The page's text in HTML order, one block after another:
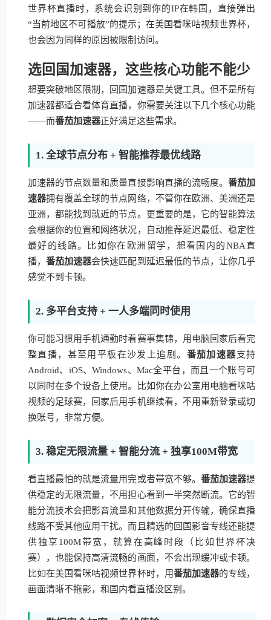
世界杯直播时，系统会识别到你的IP在韩国，直接弹出
“当前地区不可播放”的提示；在美国看咪咕视频世界杯，
也会因为同样的原因被限制访问。
选回国加速器，这些核心功能不能少
想要突破地区限制，回国加速器是关键工具。但不是所有
加速器都适合看体育直播，你需要关注以下几个核心功能
——而番茄加速器正好满足这些需求。
1. 全球节点分布 + 智能推荐最优线路
加速器的节点数量和质量直接影响直播的流畅度。 番茄加
速器拥有覆盖全球的节点网络，不管你在欧洲、美洲还是
亚洲，都能找到就近的节点。更重要的是，它的智能算法
会根据你的位置和网络状况，自动推荐延迟最低、稳定性
最好的线路。比如你在欧洲留学，想看国内的NBA直
播，番茄加速器会快速匹配到延迟最低的节点，让你几乎
感觉不到卡顿。
2. 多平台支持 + 一人多端同时使用
你可能习惯用手机通勤时看赛事集锦，用电脑回家后看完
整直播，甚至用平板在沙发上追剧。 番茄加速器支持
Android、iOS、Windows、Mac全平台，而且一个账号可
以同时在多个设备上使用。比如你在办公室用电脑看咪咕
视频的足球赛，回家后用手机继续看，不用重新登录或切
换账号，非常方便。
3. 稳定无限流量 + 智能分流 + 独享100M带宽
看直播最怕的就是流量用完或者带宽不够。 番茄加速器提
供稳定的无限流量，不用担心看到一半突然断流。它的智
能分流技术会把影音流量和其他数据分开传输，确保直播
线路不受其他应用干扰。而且精选的回国影音专线还能提
供独享100M带宽，就算在高峰时段（比如世界杯决
赛），也能保持高清流畅的画面，不会出现缓冲或卡顿。
比如在美国看咪咕视频世界杯时，用番茄加速器的专线，
画面清晰不拖影，和国内看直播没区别。